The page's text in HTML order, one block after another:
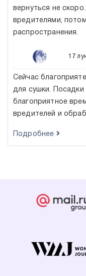
вернуться не
вредителями,
распространения.
17
Сейчас
для сушки. Посадки
благоприятное
вредителей и
Подробнее